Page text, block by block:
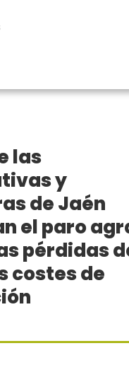
las
y
de Jaén
el paro
pérdidas
costes de